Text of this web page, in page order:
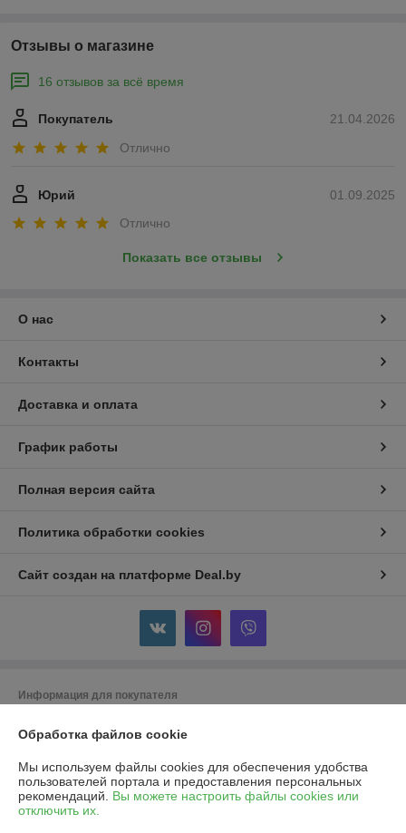
Отзывы о магазине
16 отзывов за всё время
21.04.2026
Покупатель
Отлично
01.09.2025
Юрий
Отлично
Показать все отзывы
О нас
Контакты
Доставка и оплата
График работы
Полная версия сайта
Политика обработки cookies
Сайт создан на платформе Deal.by
Информация для покупателя
г.ГРОДНО, ул.ЛИДСКАЯ, дом 15 А, 230025, РЕСПУБЛИКА БЕЛАРУСЬ,
Регистрационный номер ЕГР: 591048432
УНП: 591048432
Обработка файлов cookie
Мы используем файлы cookies для обеспечения удобства
пользователей портала и предоставления персональных
рекомендаций. Вы можете настроить файлы cookies или
отключить их.